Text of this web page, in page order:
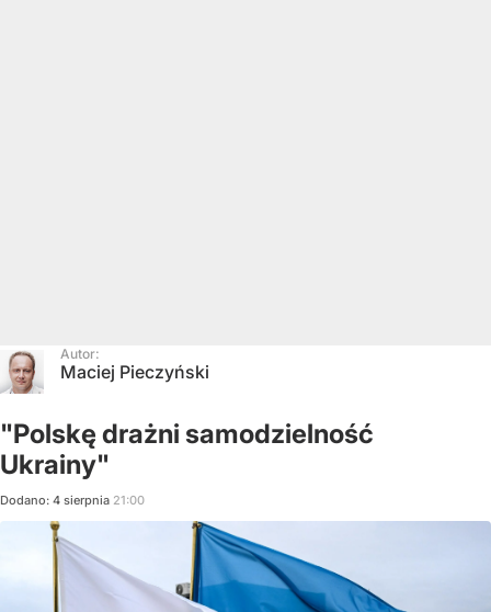
Autor:
Maciej Pieczyński
"Polskę drażni samodzielność
Ukrainy"
Dodano: 4 sierpnia 21:00